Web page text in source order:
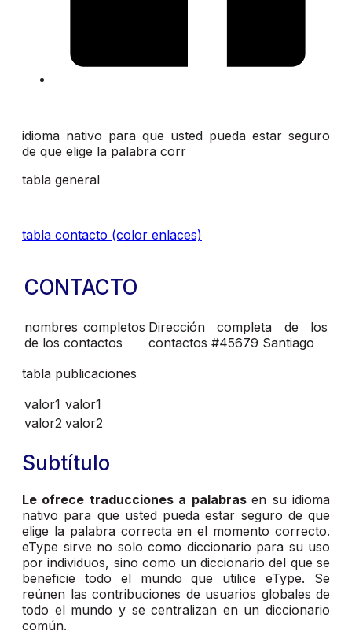
idioma nativo para que usted pueda estar seguro
de que elige la palabra corr
tabla general
tabla contacto (color enlaces)
CONTACTO
nombres completos
de los contactos
Dirección completa de los
contactos #45679 Santiago
tabla publicaciones
valor1 valor1
valor2 valor2
Subtítulo
Le ofrece traducciones a palabrasen su idioma
nativo para que usted pueda estar seguro de que
elige la palabra correcta en el momento correcto.
eType sirve no solo como diccionario para su uso
por individuos, sino como un diccionario del que se
beneficie todo el mundo que utilice eType. Se
reúnen las contribuciones de usuarios globales de
todo el mundo y se centralizan en un diccionario
común.